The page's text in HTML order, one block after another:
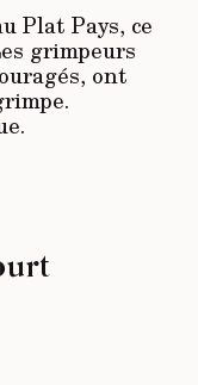
Plat Pays, ce
grimpeurs
ont